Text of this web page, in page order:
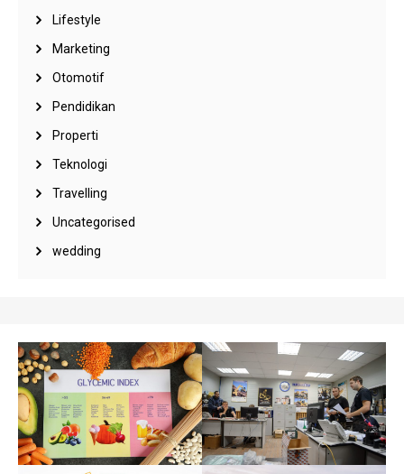
Lifestyle
Marketing
Otomotif
Pendidikan
Properti
Teknologi
Travelling
Uncategorised
wedding